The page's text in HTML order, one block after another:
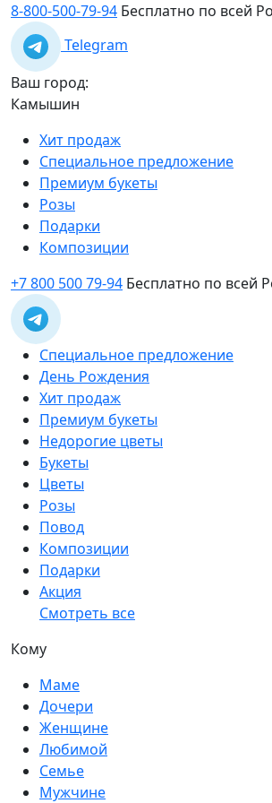
8-800-500-79-94 Бесплатно по всей
Telegram
Ваш город:
Камышин
Хит продаж
Специальное предложение
Премиум букеты
Розы
Подарки
Композиции
+7 800 500 79-94 Бесплатно по всей
Специальное предложение
День Рождения
Хит продаж
Премиум букеты
Недорогие цветы
Букеты
Цветы
Розы
Повод
Композиции
Подарки
Акция
Смотреть все
Кому
Маме
Дочери
Женщине
Любимой
Семье
Мужчине